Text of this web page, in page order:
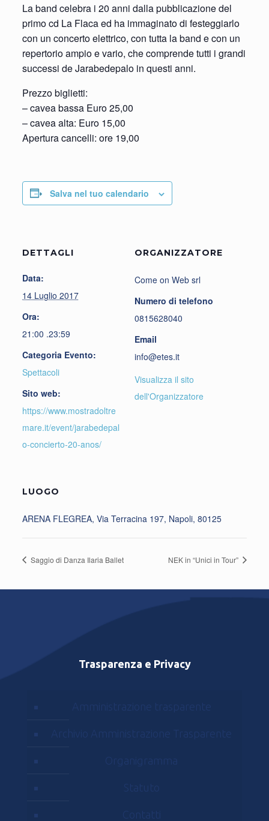
La band celebra i 20 anni dalla pubblicazione del
primo cd La Flaca ed ha immaginato di festeggiarlo
con un concerto elettrico, con tutta la band e con un
repertorio ampio e vario, che comprende tutti i grandi
successi de Jarabedepalo in questi anni.
Prezzo biglietti:
– cavea bassa Euro 25,00
– cavea alta: Euro 15,00
Apertura cancelli: ore 19,00
Salva nel tuo calendario
DETTAGLI
Data:
14 Luglio 2017
Ora:
21:00 .23:59
Categoria Evento:
Spettacoli
Sito web:
https://www.mostradoltre
mare.it/event/jarabedepal
o-concierto-20-anos/
ORGANIZZATORE
Come on Web srl
Numero di telefono
0815628040
Email
info@etes.it
Visualizza il sito
dell'Organizzatore
LUOGO
ARENA FLEGREA, Via Terracina 197, Napoli, 80125
Saggio di Danza Ilaria Ballet NEK in “Unici in Tour”
Trasparenza e Privacy
Amministrazione trasparente
Archivio Amministrazione Trasparente
Organigramma
Statuto
Contatti